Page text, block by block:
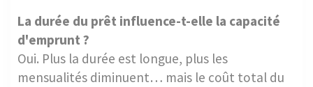
La durée du prêt influence-t-elle la capacité
d'emprunt ?
Oui. Plus la durée est longue, plus les
mensualités diminuent… mais le coût total du